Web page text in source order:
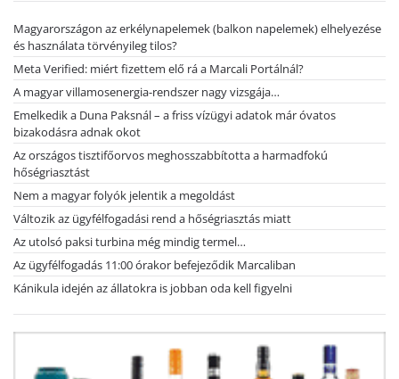
Magyarországon az erkélynapelemek (balkon napelemek) elhelyezése
és használata törvényileg tilos?
Meta Verified: miért fizettem elő rá a Marcali Portálnál?
A magyar villamosenergia-rendszer nagy vizsgája…
Emelkedik a Duna Paksnál – a friss vízügyi adatok már óvatos
bizakodásra adnak okot
Az országos tisztifőorvos meghosszabbította a harmadfokú
hőségriasztást
Nem a magyar folyók jelentik a megoldást
Változik az ügyfélfogadási rend a hőségriasztás miatt
Az utolsó paksi turbina még mindig termel…
Az ügyfélfogadás 11:00 órakor befejeződik Marcaliban
Kánikula idején az állatokra is jobban oda kell figyelni